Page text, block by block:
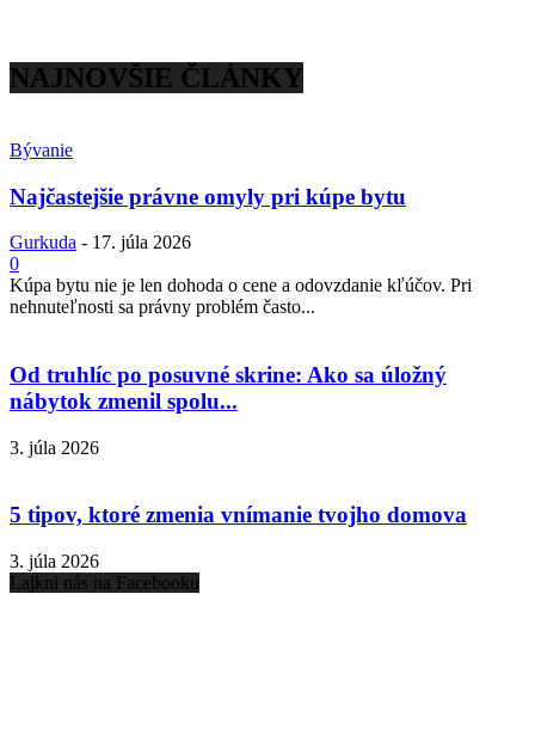
NAJNOVŠIE ČLÁNKY
Bývanie
Najčastejšie právne omyly pri kúpe bytu
Gurkuda - 17. júla 2026
0
Kúpa bytu nie je len dohoda o cene a odovzdanie kľúčov. Pri
nehnuteľnosti sa právny problém často...
Od truhlíc po posuvné skrine: Ako sa úložný
nábytok zmenil spolu...
3. júla 2026
5 tipov, ktoré zmenia vnímanie tvojho domova
3. júla 2026
Lajkni nás na Facebooku